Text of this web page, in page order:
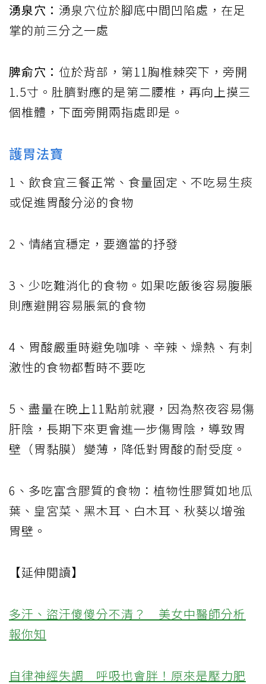
湧泉穴： 湧泉穴位於腳底中間凹陷處，在足
掌的前三分之一處
脾俞穴： 位於背部，第11胸椎棘突下，旁開
1.5寸。肚臍對應的是第二腰椎，再向上摸三
個椎體，下面旁開兩指處即是。
護胃法寶
1、飲食宜三餐正常、食量固定、不吃易生痰
或促進胃酸分泌的食物
2、情緒宜穩定，要適當的抒發
3、少吃難消化的食物。如果吃飯後容易腹脹
則應避開容易脹氣的食物
4、胃酸嚴重時避免咖啡、辛辣、燥熱、有刺
激性的食物都暫時不要吃
5、盡量在晚上11點前就寢，因為熬夜容易傷
肝陰，長期下來更會進一步傷胃陰，導致胃
壁（胃黏膜）變薄，降低對胃酸的耐受度。
6、多吃富含膠質的食物：植物性膠質如地瓜
葉、皇宮菜、黑木耳、白木耳、秋葵以增強
胃壁。
【延伸閱讀】
多汗、盜汗傻傻分不清？ 美女中醫師分析
報你知
自律神經失調 呼吸也會胖！原來是壓力肥